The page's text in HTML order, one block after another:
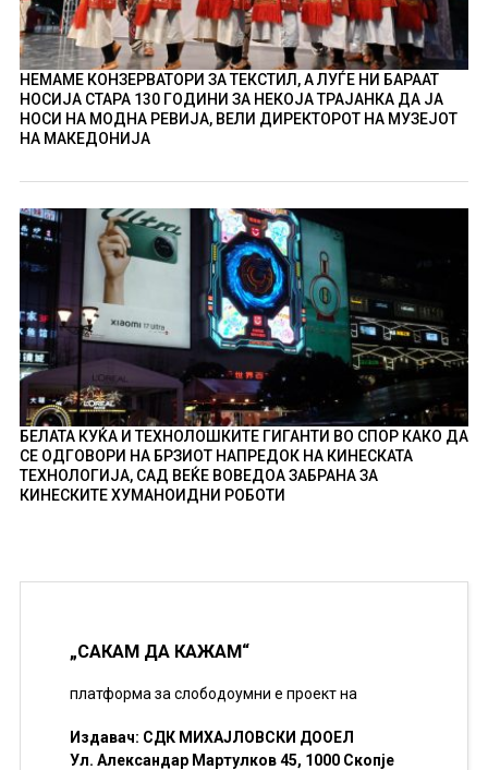
НЕМАМЕ КОНЗЕРВАТОРИ ЗА ТЕКСТИЛ, А ЛУЃЕ НИ БАРААТ
НОСИЈА СТАРА 130 ГОДИНИ ЗА НЕКОЈА ТРАЈАНКА ДА ЈА
НОСИ НА МОДНА РЕВИЈА, ВЕЛИ ДИРЕКТОРОТ НА МУЗЕЈОТ
НА МАКЕДОНИЈА
БЕЛАТА КУЌА И ТЕХНОЛОШКИТЕ ГИГАНТИ ВО СПОР КАКО ДА
СЕ ОДГОВОРИ НА БРЗИОТ НАПРЕДОК НА КИНЕСКАТА
ТЕХНОЛОГИЈА, САД ВЕЌЕ ВОВЕДОА ЗАБРАНА ЗА
КИНЕСКИТЕ ХУМАНОИДНИ РОБОТИ
„САКАМ ДА КАЖАМ“
платформа за слободоумни е проект на
Издавач: СДК МИХАЈЛОВСКИ ДООЕЛ
Ул. Александар Мартулков 45, 1000 Скопје